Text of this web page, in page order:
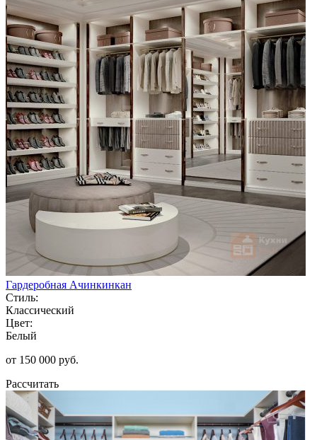
Гардеробная Ачинкинкан
Стиль:
Классический
Цвет:
Белый
от 150 000 руб.
Рассчитать